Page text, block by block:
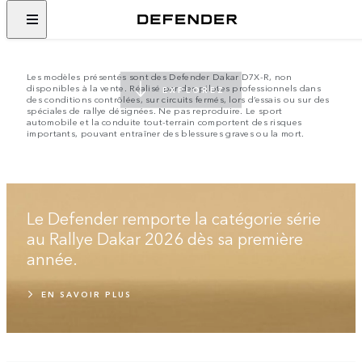
QUAND L’IMPOSSIBLE
DEVIENT POSSIBLE
EXPLOREZ
Les modèles présentés sont des Defender Dakar D7X-R, non
disponibles à la vente. Réalisé par des pilotes professionnels dans
des conditions contrôlées, sur circuits fermés, lors d’essais ou sur des
spéciales de rallye désignées. Ne pas reproduire. Le sport
automobile et la conduite tout-terrain comportent des risques
importants, pouvant entraîner des blessures graves ou la mort.
Le Defender remporte la catégorie série
au Rallye Dakar 2026 dès sa première
année.
EN SAVOIR PLUS